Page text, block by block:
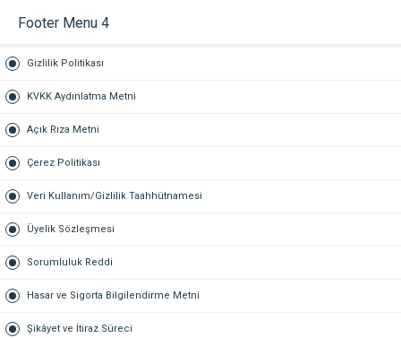
Footer Menu 4
Gizlilik Politikası
KVKK Aydınlatma Metni
Açık Rıza Metni
Çerez Politikası
Veri Kullanım/Gizlilik Taahhütnamesi
Üyelik Sözleşmesi
Sorumluluk Reddi
Hasar ve Sigorta Bilgilendirme Metni
Şikâyet ve İtiraz Süreci